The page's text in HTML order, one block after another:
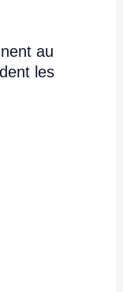
au
les